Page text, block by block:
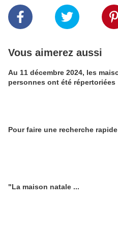
Vous aimerez aussi
Au 11 décembre 2024, les maisons natales de 2.182
personnes ont été répertoriées
Pour faire une recherche rapide
"La maison natale ...